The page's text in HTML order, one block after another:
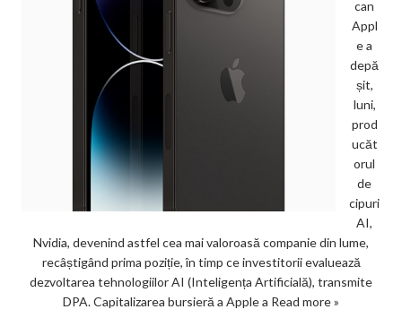
can
Appl
e a
depă
șit,
luni,
prod
ucăt
orul
de
cipuri
AI,
Nvidia, devenind astfel cea mai valoroasă companie din lume,
recâștigând prima poziție, în timp ce investitorii evaluează
dezvoltarea tehnologiilor AI (Inteligența Artificială), transmite
DPA. Capitalizarea bursieră a Apple a Read more »